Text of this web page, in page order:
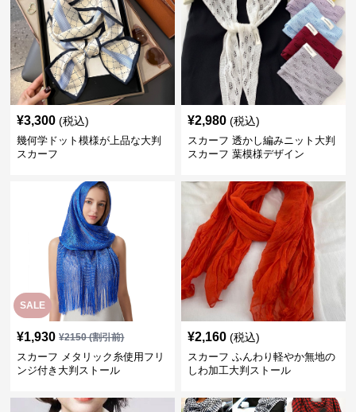
¥3,300 (税込)
幾何学ドット模様が上品な大判
スカーフ
¥2,980 (税込)
スカーフ 透かし編みニット大判
スカーフ 葉模様デザイン
SALE
¥1,930 ¥2150(割引前)
スカーフ メタリック糸使用フリ
ンジ付き大判ストール
¥2,160 (税込)
スカーフ ふんわり軽やか無地の
しわ加工大判ストール